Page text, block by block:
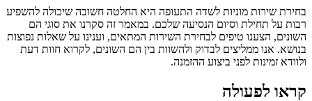
בחירת שירות מוניות לשדה התעופה היא החלטה חשובה שיכולה להשפיע
רבות על תחילת וסיום הנסיעה שלכם. במאמר זה סקרנו את סוגי הם
השונים, הצענו טיפים לבחירת השירות המתאים, וענינו על שאלות נפוצות
בנושא. אנו ממליצים לבדוק ולהשוות בין הם השונים, לקרוא חוות דעת
ולוודא זמינות לפני ביצוע ההזמנה.
קראו לפעולה